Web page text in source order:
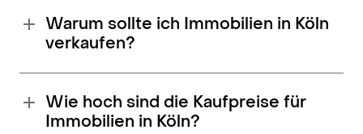
Warum sollte ich Immobilien in Köln
verkaufen?
Wie hoch sind die Kaufpreise für
Immobilien in Köln?